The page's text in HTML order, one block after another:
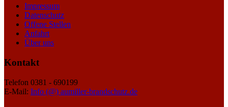
Impressum
Datenschutz
Offene Stellen
Anfahrt
Über uns
Kontakt
Telefon 0381 - 690199
E-Mail: Info (@) aumiller-brandschutz.de